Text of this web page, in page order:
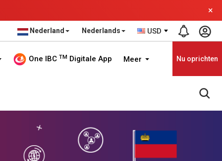
×
Nederland Nederlands USD
One IBC TM Digitale App Meer Nu oprichten